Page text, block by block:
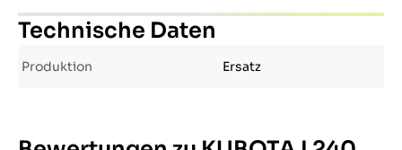
Technische Daten
Produktion Ersatz